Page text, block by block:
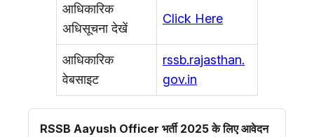
आधिकारिक
अधिसूचना देखें
Click Here
आधिकारिक
वेबसाइट
rssb.rajasthan.
gov.in
RSSB Aayush Officer भर्ती 2025 के लिए आवेदन